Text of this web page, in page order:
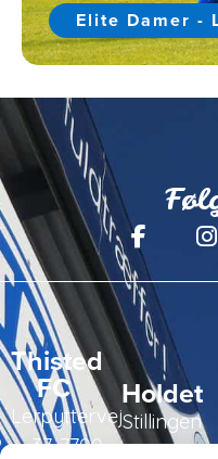
Elite Damer -
Thisted
FC
Lerpyttervej
37, 7700
Holdet
Stillingen